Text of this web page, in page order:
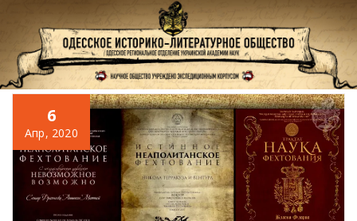
содержимому
6
Апр, 2020